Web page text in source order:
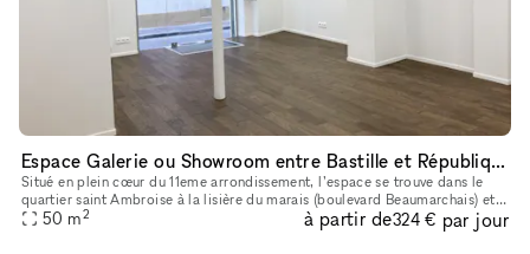
Espace Galerie ou Showroom entre Bastille et République
Situé en plein cœur du 11eme arrondissement, l’espace se trouve dans le
quartier saint Ambroise à la lisière du marais (boulevard Beaumarchais) et
du quartier Rue saint Maur (espace des lumières et s
50 m2 à partir de324 € par jour